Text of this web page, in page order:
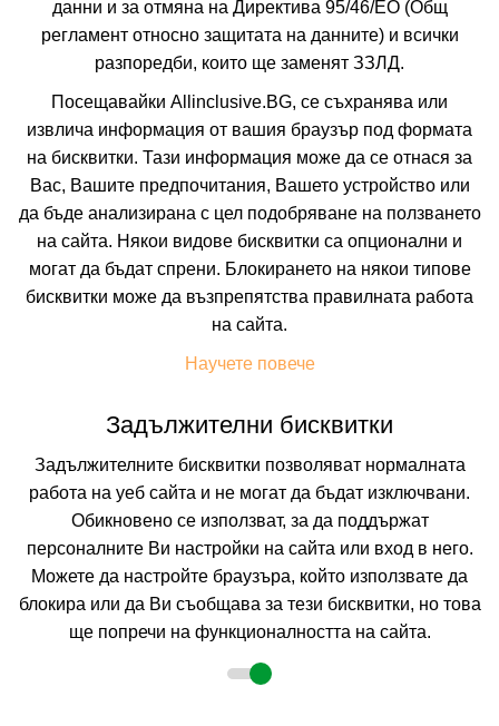
7=6наст. 09.04-15.06; 15.09-31.12;
ЕЛИТ ПАЛАС И СПА
цена от114.75 лв. /58.67 €
На изплащане с
Пълно описание на хотела
КАЛКУЛИРАЙ ЦЕНА
данни и за отмяна на Директива 95/46/EО (Общ
регламент относно защитата на данните) и всички
разпоредби, които ще заменят ЗЗЛД.
Посещавайки Allinclusive.BG, се съхранява или
извлича информация от вашия браузър под формата
на бисквитки. Тази информация може да се отнася за
Вас, Вашите предпочитания, Вашето устройство или
да бъде анализирана с цел подобряване на ползването
на сайта. Някои видове бисквитки са опционални и
могат да бъдат спрени. Блокирането на някои типове
бисквитки може да възпрепятства правилната работа
на сайта.
Научете повече
Задължителни бисквитки
Задължителните бисквитки позволяват нормалната
работа на уеб сайта и не могат да бъдат изключвани.
Обикновено се използват, за да поддържат
персоналните Ви настройки на сайта или вход в него.
Можете да настройте браузъра, който използвате да
блокира или да Ви съобщава за тези бисквитки, но това
ще попречи на функционалността на сайта.